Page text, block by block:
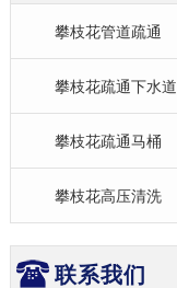
攀枝花管道疏通
攀枝花疏通下水道
攀枝花疏通马桶
攀枝花高压清洗
联系我们